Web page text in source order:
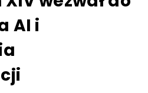
AI i